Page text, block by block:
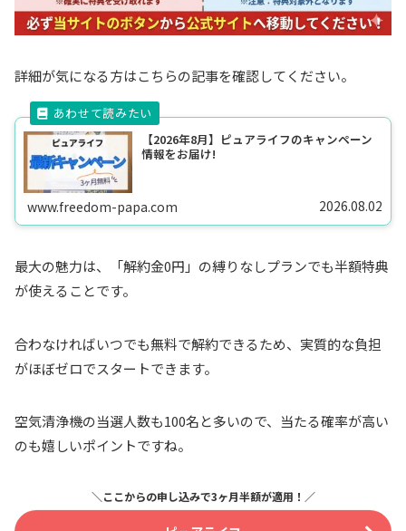
詳細が気になる方はこちらの記事を確認してください。
【2026年8月】ピュアライフのキャンペーン
情報をお届け!
www.freedom-papa.com 2026.08.02
最大の魅力は、「解約金0円」の縛りなしプランでも半額特典
が使えることです。
合わなければいつでも無料で解約できるため、実質的な負担
がほぼゼロでスタートできます。
空気清浄機の当選人数も100名と多いので、当たる確率が高い
のも嬉しいポイントですね。
＼ここからの申し込みで3ヶ月半額が適用！／